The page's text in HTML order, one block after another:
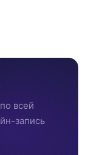
всей
запись